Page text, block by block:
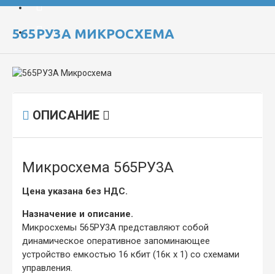
565РУ3А МИКРОСХЕМА
ОПИСАНИЕ
Микросхема 565РУ3А
Цена указана без НДС.
Назначение и описание.
Микросхемы 565РУ3А представляют собой
динамическое оперативное запоминающее
устройство емкостью 16 кбит (16к х 1) со схемами
управления.